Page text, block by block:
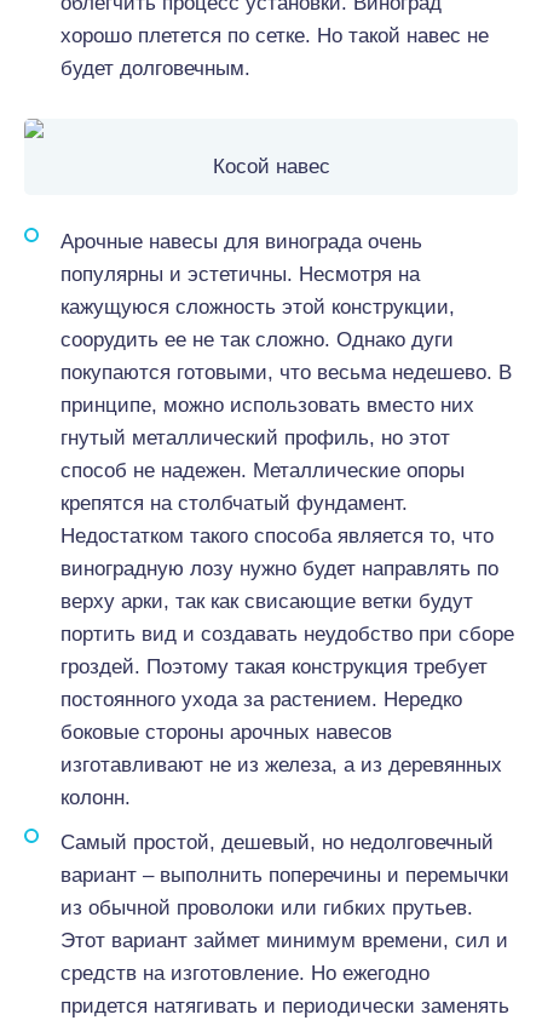
хорошо плетется по сетке. Но такой навес не
будет долговечным.
Косой навес
Арочные навесы для винограда очень
популярны и эстетичны. Несмотря на
кажущуюся сложность этой конструкции,
соорудить ее не так сложно. Однако дуги
покупаются готовыми, что весьма недешево. В
принципе, можно использовать вместо них
гнутый металлический профиль, но этот
способ не надежен. Металлические опоры
крепятся на столбчатый фундамент.
Недостатком такого способа является то, что
виноградную лозу нужно будет направлять по
верху арки, так как свисающие ветки будут
портить вид и создавать неудобство при сборе
гроздей. Поэтому такая конструкция требует
постоянного ухода за растением. Нередко
боковые стороны арочных навесов
изготавливают не из железа, а из деревянных
колонн.
Самый простой, дешевый, но недолговечный
вариант – выполнить поперечины и перемычки
из обычной проволоки или гибких прутьев.
Этот вариант займет минимум времени, сил и
средств на изготовление. Но ежегодно
придется натягивать и периодически заменять